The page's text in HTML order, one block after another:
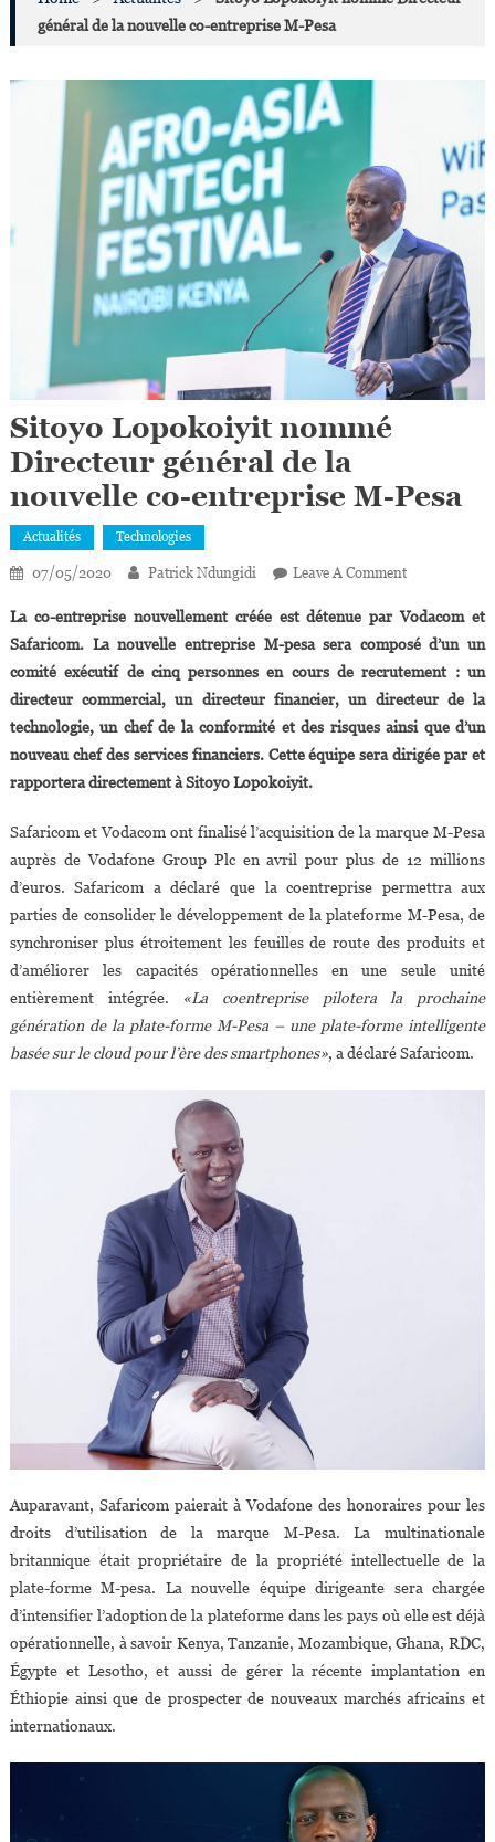
général de la nouvelle co-entreprise M-Pesa
Sitoyo Lopokoiyit nommé
Directeur général de la
nouvelle co-entreprise M-Pesa
Actualités Technologies
07/05/2020 Patrick Ndungidi Leave A CommentOn
Lopokoiyit
Nommé
Directeur
Général
De
La
Entreprise
La co-entreprise nouvellement créée est détenue par Vodacom et
Safaricom. La nouvelle entreprise M-pesa sera composé d’un un
comité exécutif de cinq personnes en cours de recrutement : un
directeur commercial, un directeur financier, un directeur de la
technologie, un chef de la conformité et des risques ainsi que d’un
nouveau chef des services financiers. Cette équipe sera dirigée par et
rapportera directement à Sitoyo Lopokoiyit.
Safaricom et Vodacom ont finalisé l’acquisition de la marque M-Pesa
auprès de Vodafone Group Plc en avril pour plus de 12 millions
d’euros. Safaricom a déclaré que la coentreprise permettra aux
parties de consolider le développement de la plateforme M-Pesa, de
synchroniser plus étroitement les feuilles de route des produits et
d’améliorer les capacités opérationnelles en une seule unité
entièrement intégrée.
«La coentreprise pilotera la prochaine
génération de la plate-forme M-Pesa – une plate-forme intelligente
basée sur le cloud pour l’ère des smartphones», a déclaré Safaricom.
Auparavant, Safaricom paierait à Vodafone des honoraires pour les
droits d’utilisation de la marque M-Pesa. La multinationale
britannique était propriétaire de la propriété intellectuelle de la
plate-forme M-pesa. La nouvelle équipe dirigeante sera chargée
d’intensifier l’adoption de la plateforme dans les pays où elle est déjà
opérationnelle, à savoir Kenya, Tanzanie, Mozambique, Ghana, RDC,
Égypte et Lesotho, et aussi de gérer la récente implantation en
Éthiopie ainsi que de prospecter de nouveaux marchés africains et
internationaux.